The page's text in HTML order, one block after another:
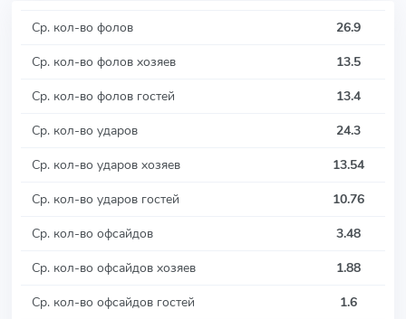
Ср. кол-во фолов
26.9
Ср. кол-во фолов хозяев
13.5
Ср. кол-во фолов гостей
13.4
Ср. кол-во ударов
24.3
Ср. кол-во ударов хозяев
13.54
Ср. кол-во ударов гостей
10.76
Ср. кол-во офсайдов
3.48
Ср. кол-во офсайдов хозяев
1.88
Ср. кол-во офсайдов гостей
1.6